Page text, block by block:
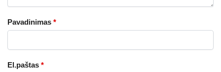
Pavadinimas *
El.paštas *